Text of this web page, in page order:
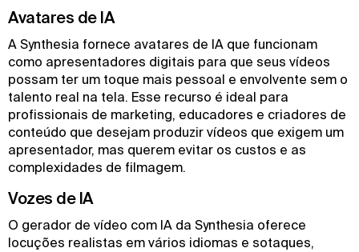
Avatares de IA
A Synthesia fornece avatares de IA que funcionam
como apresentadores digitais para que seus vídeos
possam ter um toque mais pessoal e envolvente sem o
talento real na tela. Esse recurso é ideal para
profissionais de marketing, educadores e criadores de
conteúdo que desejam produzir vídeos que exigem um
apresentador, mas querem evitar os custos e as
complexidades de filmagem.
Vozes de IA
O gerador de vídeo com IA da Synthesia oferece
locuções realistas em vários idiomas e sotaques,